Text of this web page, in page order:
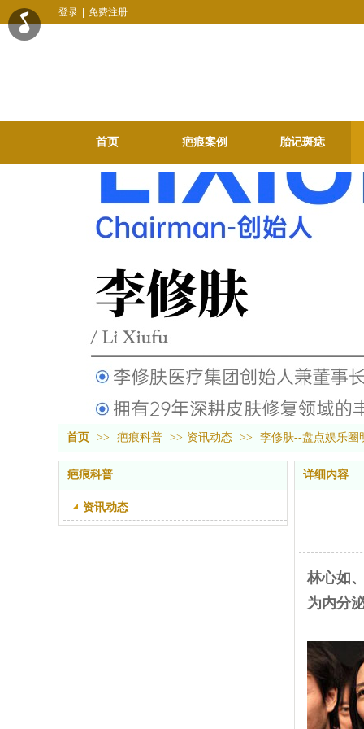
登录 免费注册
首页 疤痕案例 胎记斑痣
首页 >> 疤痕科普 >> 资讯动态 >> 李修肤--盘点娱乐圈
疤痕科普
资讯动态
详细内容
林心如
为内分